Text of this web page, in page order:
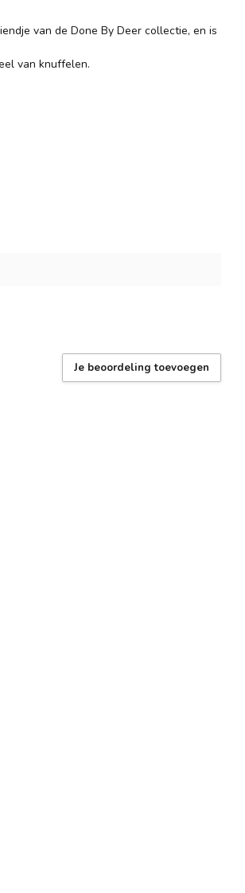
van de Done By Deer collectie, en is
van knuffelen.
Je beoordeling toevoegen